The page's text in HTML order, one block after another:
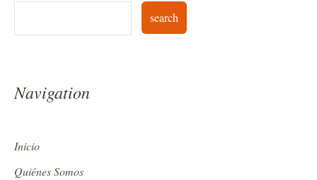
Navigation
Inicio
Quiénes Somos